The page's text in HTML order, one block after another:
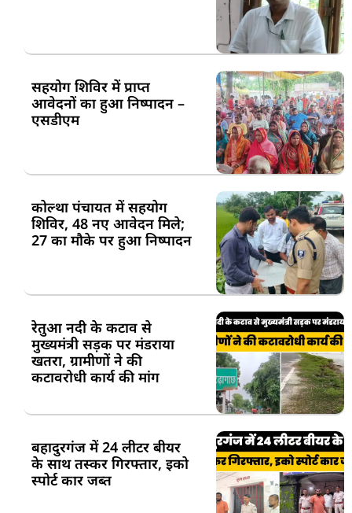
सहयोग शिविर में प्राप्त
आवेदनों का हुआ निष्पादन –
एसडीएम
कोल्था पंचायत में सहयोग
शिविर, 48 नए आवेदन मिले;
27 का मौके पर हुआ निष्पादन
रेतुआ नदी के कटाव से
मुख्यमंत्री सड़क पर मंडराया
खतरा, ग्रामीणों ने की
कटावरोधी कार्य की मांग
बहादुरगंज में 24 लीटर बीयर
के साथ तस्कर गिरफ्तार, इको
स्पोर्ट कार जब्त